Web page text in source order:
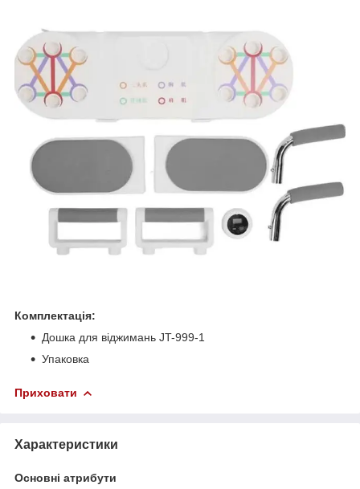
Комплектація:
Дошка для віджимань JT-999-1
Упаковка
Приховати
Характеристики
Основні атрибути